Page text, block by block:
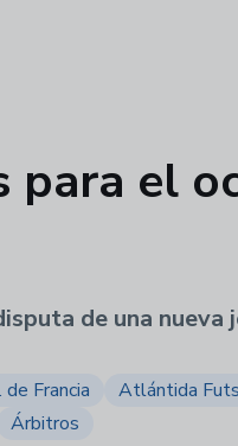
para el
de una nueva
de Francia Atlántida
Árbitros